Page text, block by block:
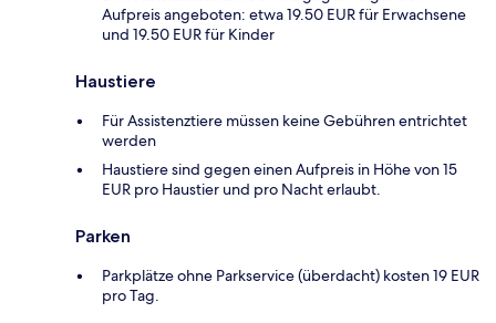
Aufpreis angeboten: etwa 19.50 EUR für Erwachsene
und 19.50 EUR für Kinder
Haustiere
Für Assistenztiere müssen keine Gebühren entrichtet
werden
Haustiere sind gegen einen Aufpreis in Höhe von 15
EUR pro Haustier und pro Nacht erlaubt.
Parken
Parkplätze ohne Parkservice (überdacht) kosten 19 EUR
pro Tag.